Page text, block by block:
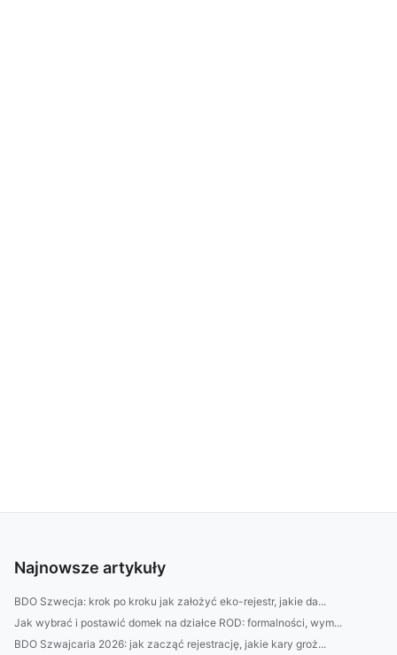
Najnowsze artykuły
BDO Szwecja: krok po kroku jak założyć eko-rejestr, jakie da...
Jak wybrać i postawić domek na działce ROD: formalności, wym...
BDO Szwajcaria 2026: jak zacząć rejestrację, jakie kary groż...